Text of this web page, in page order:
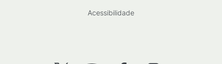
Acessibilidade